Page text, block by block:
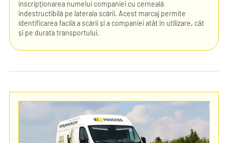
inscripționarea numelui companiei cu cerneală
indestructibilă pe laterala scării. Acest marcaj permite
identificarea facilă a scării și a companiei atât în utilizare, cât
și pe durata transportului.